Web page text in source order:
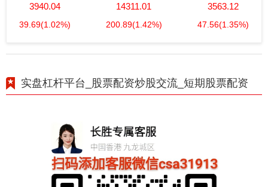
3940.04
39.69(1.02%)
14311.01
200.89(1.42%)
3563.12
47.56(1.35%)
实盘杠杆平台_股票配资炒股交流_短期股票配资